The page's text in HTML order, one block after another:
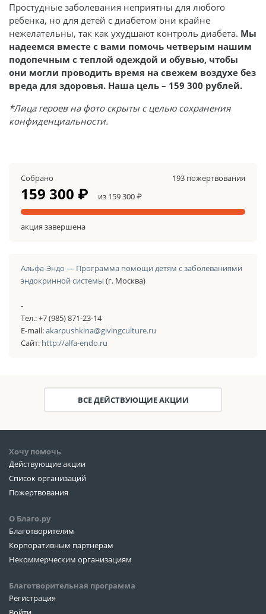
Простудные заболевания неприятны для любого
ребенка, но для детей с диабетом они крайне
нежелательны, так как ухудшают контроль диабета. Мы
надеемся вместе с вами помочь четверым нашим
подопечным с теплой одеждой и обувью, чтобы
они могли проводить время на свежем воздухе без
вреда для здоровья. Наша цель – 159 300 рублей.
*Лица героев на фото скрыты с целью сохранения
конфиденциальности.
Собрано 193 пожертвования
159 300 ₽ из 159 300 ₽
акция завершена
Альфа-Эндо — Программа помощи детям с заболеваниями
эндокринной системы (г. Москва)
-
Тел.: +7 (985) 871-23-14
E-mail:akarpushkina@givingculture.ru
Сайт: http://alfa-endo.ru
ВСЕ ДЕЙСТВУЮЩИЕ АКЦИИ
Хочу помочь
Действующие акции
Список организаций
Пожертвования
О Благо.ру
Благотворителям
Корпоративным партнерам
Некоммерческим организациям
Благотворительная программа
Регистрация